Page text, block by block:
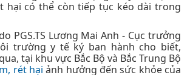
hại có thể còn tiếp tục kéo dài trong
PGS.TS Lương Mai Anh - Cục trưởng
trường y tế ký ban hành cho biết,
tại khu vực Bắc Bộ và Bắc Trung Bộ
rét hại ảnh hưởng đến sức khỏe của